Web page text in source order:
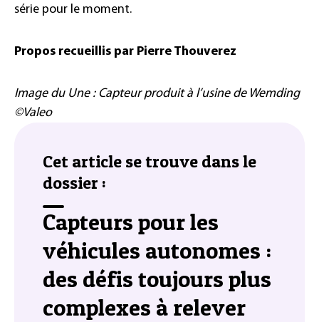
série pour le moment.
Propos recueillis par Pierre Thouverez
Image du Une : Capteur produit à l’usine de Wemding
©Valeo
Cet article se trouve dans le
dossier :
Capteurs pour les
véhicules autonomes :
des défis toujours plus
complexes à relever